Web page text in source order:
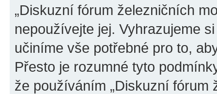
„Diskuzní fórum železničních
nepoužívejte jej. Vyhrazujeme
učiníme vše potřebné pro to,
Přesto je rozumné tyto
že používáním „Diskuzní fórum